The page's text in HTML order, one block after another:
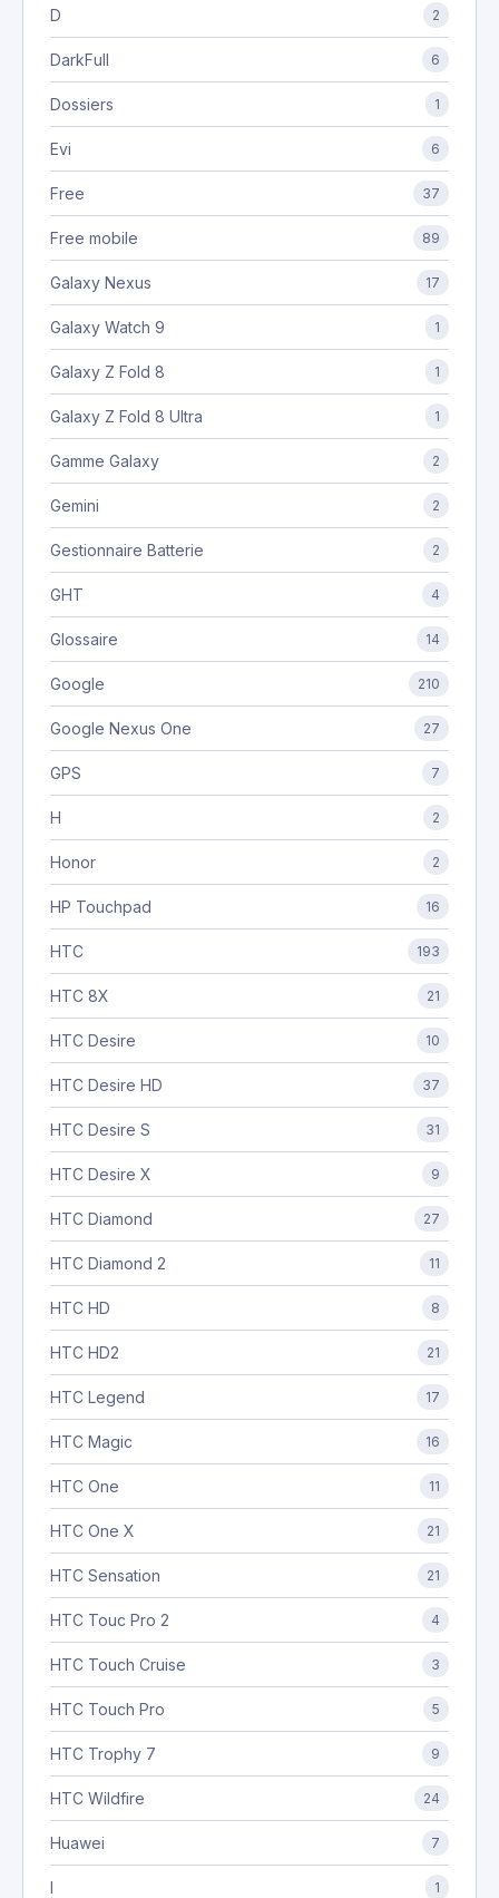
D 2
DarkFull 6
Dossiers 1
Evi 6
Free 37
Free mobile 89
Galaxy Nexus 17
Galaxy Watch 9 1
Galaxy Z Fold 8 1
Galaxy Z Fold 8 Ultra 1
Gamme Galaxy 2
Gemini 2
Gestionnaire Batterie 2
GHT 4
Glossaire 14
Google 210
Google Nexus One 27
GPS 7
H 2
Honor 2
HP Touchpad 16
HTC 193
HTC 8X 21
HTC Desire 10
HTC Desire HD 37
HTC Desire S 31
HTC Desire X 9
HTC Diamond 27
HTC Diamond 2 11
HTC HD 8
HTC HD2 21
HTC Legend 17
HTC Magic 16
HTC One 11
HTC One X 21
HTC Sensation 21
HTC Touc Pro 2 4
HTC Touch Cruise 3
HTC Touch Pro 5
HTC Trophy 7 9
HTC Wildfire 24
Huawei 7
I 1